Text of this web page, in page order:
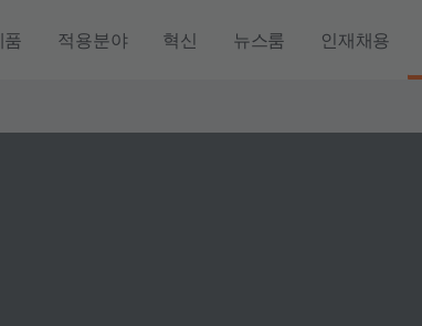
품 적용분야 혁신 뉴스룸 인재채용